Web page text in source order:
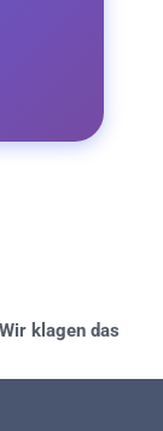
klagen das